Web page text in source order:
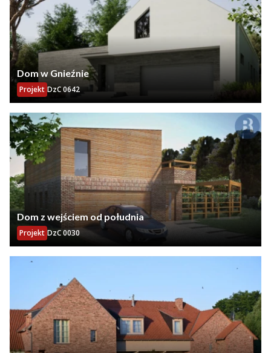
Dom w Gnieźnie
Projekt DzC 0642
Dom z wejściem od południa
Projekt DzC 0030